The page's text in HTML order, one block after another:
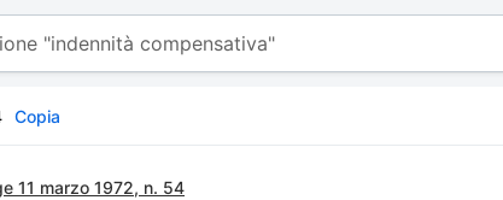
Copia
11 marzo 1972, n. 54